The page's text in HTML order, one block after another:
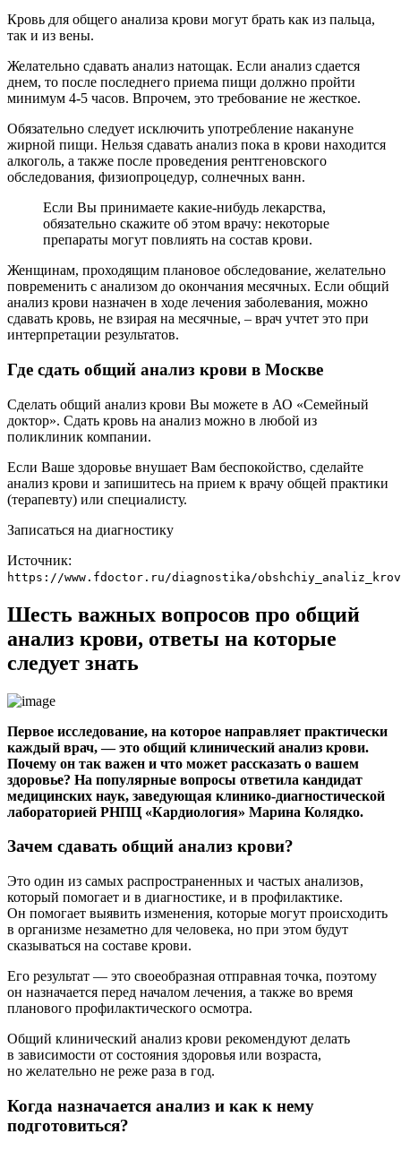
Кровь для общего анализа крови могут брать как из пальца,
так и из вены.
Желательно сдавать анализ натощак. Если анализ сдается
днем, то после последнего приема пищи должно пройти
минимум 4-5 часов. Впрочем, это требование не жесткое.
Обязательно следует исключить употребление накануне
жирной пищи. Нельзя сдавать анализ пока в крови находится
алкоголь, а также после проведения рентгеновского
обследования, физиопроцедур, солнечных ванн.
Если Вы принимаете какие-нибудь лекарства,
обязательно скажите об этом врачу: некоторые
препараты могут повлиять на состав крови.
Женщинам, проходящим плановое обследование, желательно
повременить с анализом до окончания месячных. Если общий
анализ крови назначен в ходе лечения заболевания, можно
сдавать кровь, не взирая на месячные, – врач учтет это при
интерпретации результатов.
Где сдать общий анализ крови в Москве
Сделать общий анализ крови Вы можете в АО «Семейный
доктор». Сдать кровь на анализ можно в любой из
поликлиник компании.
Если Ваше здоровье внушает Вам беспокойство, сделайте
анализ крови и запишитесь на прием к врачу общей практики
(терапевту) или специалисту.
Записаться на диагностику
Источник:
https://www.fdoctor.ru/diagnostika/
Шесть важных вопросов про общий
анализ крови, ответы на которые
следует знать
Первое исследование, на которое направляет практически
каждый врач, — это общий клинический анализ крови.
Почему он так важен и что может рассказать о вашем
здоровье? На популярные вопросы ответила кандидат
медицинских наук, заведующая клинико-диагностической
лабораторией РНПЦ «Кардиология» Марина Колядко.
Зачем сдавать общий анализ крови?
Это один из самых распространенных и частых анализов,
который помогает и в диагностике, и в профилактике.
Он помогает выявить изменения, которые могут происходить
в организме незаметно для человека, но при этом будут
сказываться на составе крови.
Его результат — это своеобразная отправная точка, поэтому
он назначается перед началом лечения, а также во время
планового профилактического осмотра.
Общий клинический анализ крови рекомендуют делать
в зависимости от состояния здоровья или возраста,
но желательно не реже раза в год.
Когда назначается анализ и как к нему
подготовиться?